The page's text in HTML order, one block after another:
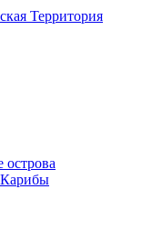
Территория
острова
Карибы